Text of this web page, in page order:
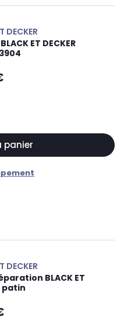
DECKER
ET DECKER
panier
DECKER
BLACK ET
patin